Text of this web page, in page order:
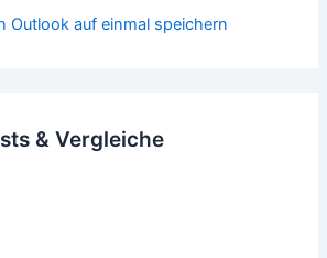
Outlook auf einmal speichern
& Vergleiche